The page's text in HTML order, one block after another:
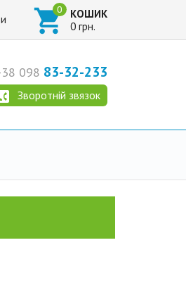
 КОШИК
0 грн.
098 83-32-233
Зворотній звязок